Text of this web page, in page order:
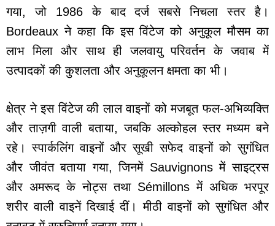
गया, जो 1986 के बाद दर्ज सबसे निचला स्तर है।
Bordeaux ने कहा कि इस विंटेज को अनुकूल मौसम का
लाभ मिला और साथ ही जलवायु परिवर्तन के जवाब में
उत्पादकों की कुशलता और अनुकूलन क्षमता का भी।
क्षेत्र ने इस विंटेज की लाल वाइनों को मजबूत फल-अभिव्यक्ति
और ताज़गी वाली बताया, जबकि अल्कोहल स्तर मध्यम बने
रहे। स्पार्कलिंग वाइनों और सूखी सफेद वाइनों को सुगंधित
और जीवंत बताया गया, जिनमें Sauvignons में साइट्रस
और अमरूद के नोट्स तथा Sémillons में अधिक भरपूर
शरीर वाली वाइनें दिखाई दीं। मीठी वाइनों को सुगंधित और